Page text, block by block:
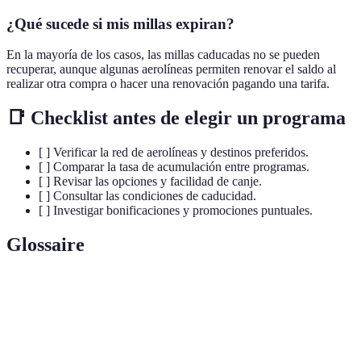
¿Qué sucede si mis millas expiran?
En la mayoría de los casos, las millas caducadas no se pueden
recuperar, aunque algunas aerolíneas permiten renovar el saldo al
realizar otra compra o hacer una renovación pagando una tarifa.
📑 Checklist antes de elegir un programa
[ ] Verificar la red de aerolíneas y destinos preferidos.
[ ] Comparar la tasa de acumulación entre programas.
[ ] Revisar las opciones y facilidad de canje.
[ ] Consultar las condiciones de caducidad.
[ ] Investigar bonificaciones y promociones puntuales.
Glossaire